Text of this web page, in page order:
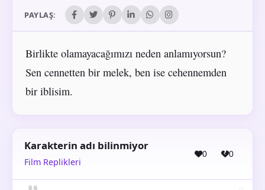
PAYLAŞ:
Birlikte olamayacağımızı neden anlamıyorsun?
Sen cennetten bir melek, ben ise cehennemden
bir iblisim.
Karakterin adı bilinmiyor
Film Replikleri
0 0